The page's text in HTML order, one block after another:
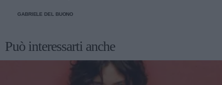
GABRIELE DEL BUONO
Può interessarti anche